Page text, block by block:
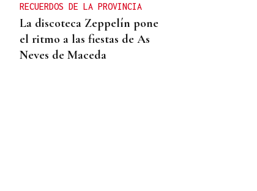
RECUERDOS DE LA PROVINCIA
La discoteca Zeppelín pone
el ritmo a las fiestas de As
Neves de Maceda